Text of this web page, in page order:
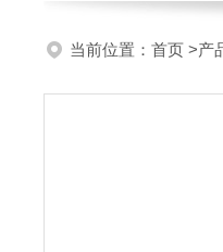
当前位置： 首页 >产